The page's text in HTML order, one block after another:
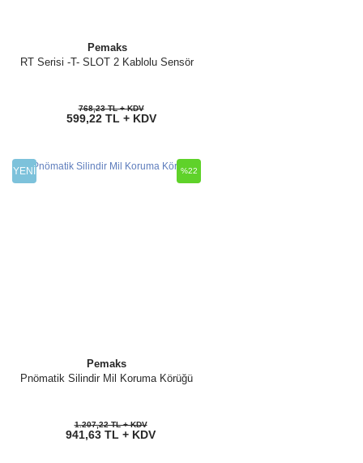
Pemaks
RT Serisi -T- SLOT 2 Kablolu Sensör
768,23 TL + KDV
599,22 TL + KDV
YENİ
Pemaks
Pnömatik Silindir Mil Koruma Körüğü
%22
1.207,22 TL + KDV
941,63 TL + KDV